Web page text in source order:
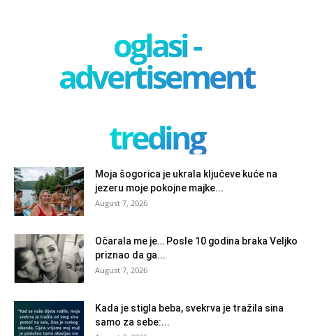
oglasi -
advertisement
treding
Moja šogorica je ukrala ključeve kuće na
jezeru moje pokojne majke...
August 7, 2026
Očarala me je… Posle 10 godina braka Veljko
priznao da ga...
August 7, 2026
Kada je stigla beba, svekrva je tražila sina
samo za sebe:...